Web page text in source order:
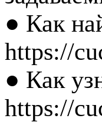
● Как
https://
● Как
https://